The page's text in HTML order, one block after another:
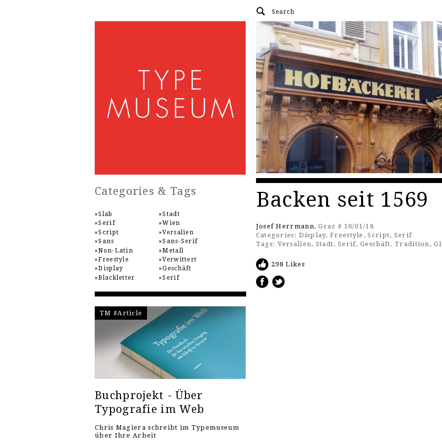
Backen seit 1569
Josef Herrmann, Graz # 16/01/18
Categories: Display,Freestyle ,Script, Serif
Tags: Versalien, Stadt, Serif,Geschäft,Tradition ,
298 Likes
Categories & Tags
Slab
Serif
Script
Sans
Non-Latin
Freestyle
Display
Blackletter
Stadt
Wien
Versalien
Sans-Serif
Metall
Verwittert
Geschäft
Serif
TM #Article
Buchprojekt - Über
Typografie im Web
Chris Magiera schreibt im Typemuseum
über Ihre Arbeit